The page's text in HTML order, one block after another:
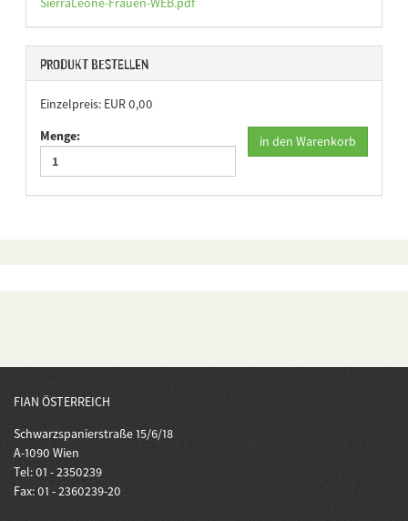
Produkt bestellen
Einzelpreis: EUR 0,00
Menge:
in den Warenkorb
FIAN ÖSTERREICH
Schwarzspanierstraße 15/6/18
A-1090 Wien
Tel: 01 - 2350239
Fax: 01 - 2360239-20